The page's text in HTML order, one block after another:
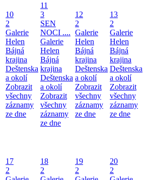
10
2
Galerie
Helen
Bájná
krajina
Deštenska
a okolí
Zobrazit
všechny
záznamy
ze dne
11
3
SEN
NOCI ....
Galerie
Helen
Bájná
krajina
Deštenska
a okolí
Zobrazit
všechny
záznamy
ze dne
12
2
Galerie
Helen
Bájná
krajina
Deštenska
a okolí
Zobrazit
všechny
záznamy
ze dne
13
2
Galerie
Helen
Bájná
krajina
Deštenska
a okolí
Zobrazit
všechny
záznamy
ze dne
17
2
18
2
19
2
20
2